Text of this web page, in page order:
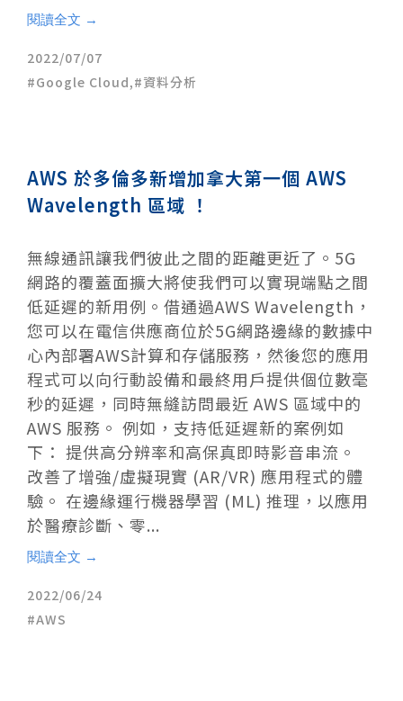
閱讀全文 →
2022/07/07
Google Cloud, 資料分析
AWS 於多倫多新增加拿大第一個 AWS
Wavelength 區域 ！
無線通訊讓我們彼此之間的距離更近了。5G
網路的覆蓋面擴大將使我們可以實現端點之間
低延遲的新用例。借通過AWS Wavelength，
您可以在電信供應商位於5G網路邊緣的數據中
心內部署AWS計算和存儲服務，然後您的應用
程式可以向行動設備和最終用戶提供個位數毫
秒的延遲，同時無縫訪問最近 AWS 區域中的
AWS 服務。 例如，支持低延遲新的案例如
下： 提供高分辨率和高保真即時影音串流。
改善了增強/虛擬現實 (AR/VR) 應用程式的體
驗。 在邊緣運行機器學習 (ML) 推理，以應用
於醫療診斷、零...
閱讀全文 →
2022/06/24
AWS